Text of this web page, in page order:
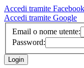
Accedi tramite Facebook
Accedi tramite Google
Email o nome utente:
Password: